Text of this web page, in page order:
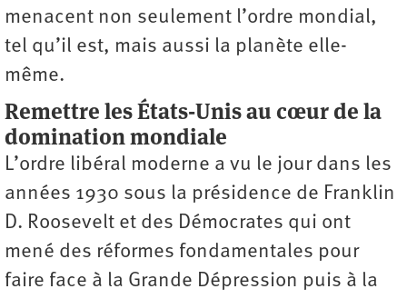
menacent non seulement l’ordre mondial,
tel qu’il est, mais aussi la planète elle-
même.
Remettre les États-Unis au cœur de la
domination mondiale
L’ordre libéral moderne a vu le jour dans les
années 1930 sous la présidence de Franklin
D. Roosevelt et des Démocrates qui ont
mené des réformes fondamentales pour
faire face à la Grande Dépression puis à la